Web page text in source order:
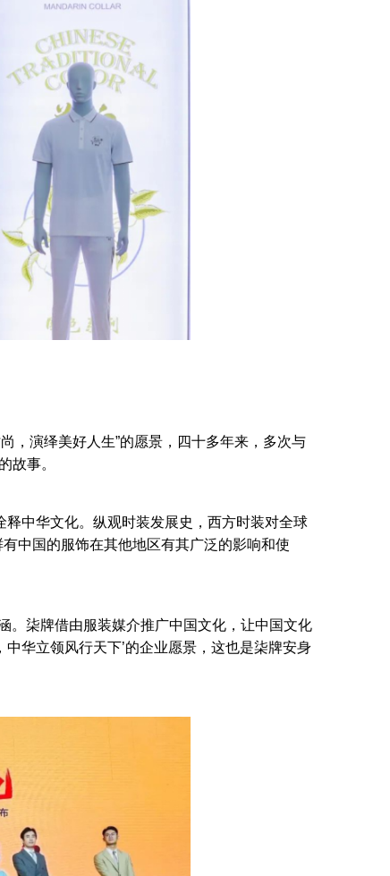
，演绎美好人生”的愿景，四十多年来，多次与
故事。
中华文化。纵观时装发展史，西方时装对全球
中国的服饰在其他地区有其广泛的影响和使
。柒牌借由服装媒介推广中国文化，让中国文化
华立领风行天下’的企业愿景，这也是柒牌安身